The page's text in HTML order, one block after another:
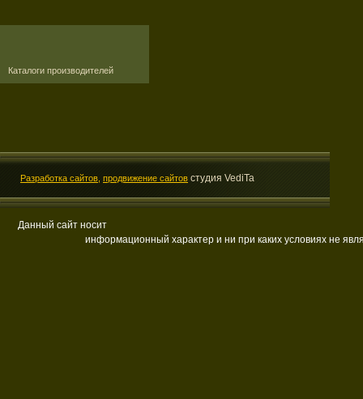
Каталоги производителей
Разработка сайтов, продвижение сайтов студия VediTa
Данный сайт носит
информационный характер и ни при каких условиях не